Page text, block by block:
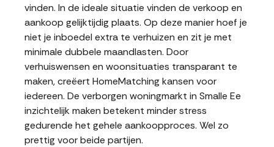
vinden. In de ideale situatie vinden de verkoop en
aankoop gelijktijdig plaats. Op deze manier hoef je
niet je inboedel extra te verhuizen en zit je met
minimale dubbele maandlasten. Door
verhuiswensen en woonsituaties transparant te
maken, creëert HomeMatching kansen voor
iedereen. De verborgen woningmarkt in Smalle Ee
inzichtelijk maken betekent minder stress
gedurende het gehele aankoopproces. Wel zo
prettig voor beide partijen.